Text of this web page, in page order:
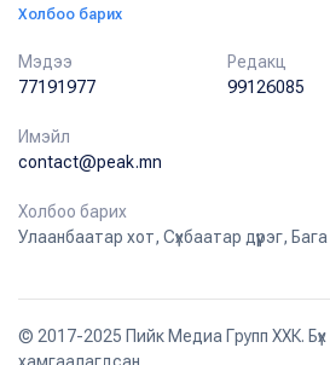
Холбоо барих
Мэдээ
77191977
Редакц
99126085
Имэйл
contact@peak.mn
Холбоо барих
Улаанбаатар хот, Сүхбаатар дүүрэг,
© 2017-2025 Пийк Медиа Групп ХХК. Бүх